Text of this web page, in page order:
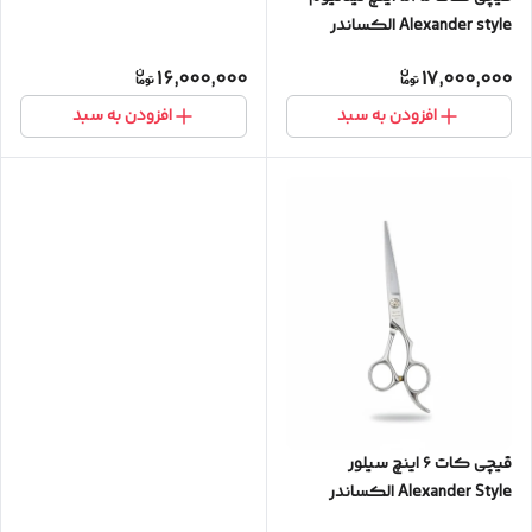
Alexander style الکساندر
17,000,000
افزودن به سبد
16,000,000
افزودن به سبد
قیچی کات‌ ۶ اینچ سیلور
Alexander Style الکساندر